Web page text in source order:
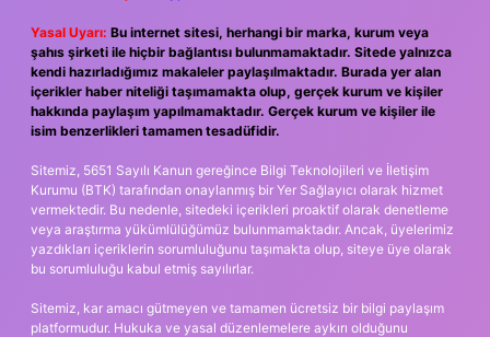
Yasal Uyarı: Bu internet sitesi, herhangi bir marka, kurum veya
şahıs şirketi ile hiçbir bağlantısı bulunmamaktadır. Sitede yalnızca
kendi hazırladığımız makaleler paylaşılmaktadır. Burada yer alan
içerikler haber niteliği taşımamakta olup, gerçek kurum ve kişiler
hakkında paylaşım yapılmamaktadır. Gerçek kurum ve kişiler ile
isim benzerlikleri tamamen tesadüfidir.
Sitemiz, 5651 Sayılı Kanun gereğince Bilgi Teknolojileri ve İletişim
Kurumu (BTK) tarafından onaylanmış bir Yer Sağlayıcı olarak hizmet
vermektedir. Bu nedenle, sitedeki içerikleri proaktif olarak denetleme
veya araştırma yükümlülüğümüz bulunmamaktadır. Ancak, üyelerimiz
yazdıkları içeriklerin sorumluluğunu taşımakta olup, siteye üye olarak
bu sorumluluğu kabul etmiş sayılırlar.
Sitemiz, kar amacı gütmeyen ve tamamen ücretsiz bir bilgi paylaşım
platformudur. Hukuka ve yasal düzenlemelere aykırı olduğunu